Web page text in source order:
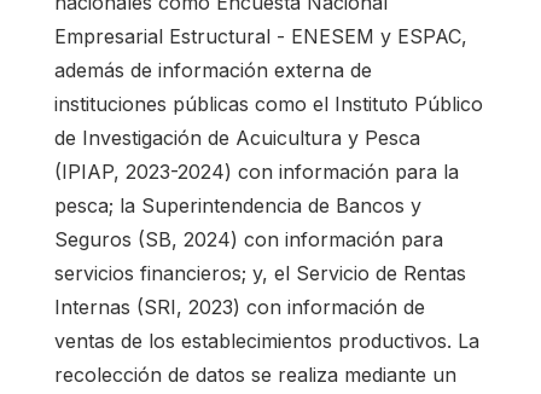
Empresarial Estructural - ENESEM y ESPAC,
además de información externa de
instituciones públicas como el Instituto Público
de Investigación de Acuicultura y Pesca
(IPIAP, 2023-2024) con información para la
pesca; la Superintendencia de Bancos y
Seguros (SB, 2024) con información para
servicios financieros; y, el Servicio de Rentas
Internas (SRI, 2023) con información de
ventas de los establecimientos productivos. La
recolección de datos se realiza mediante un